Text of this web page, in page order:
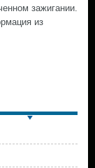
зажигании.
из